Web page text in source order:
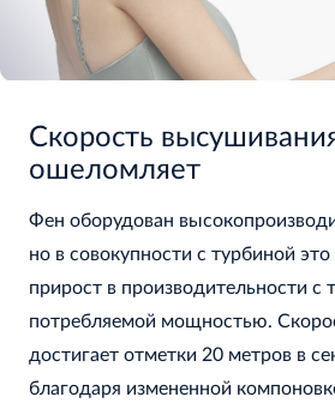
Скорость
ошеломляет
Фен оборудован
но в совокупности с турбиной
прирост в производительности с
потребляемой мощностью.
достигает отметки 20 метров в
благодаря измененной